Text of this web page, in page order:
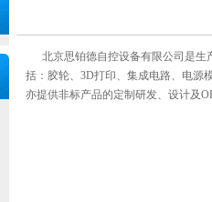
北京思铂德自控设备有限公司是生
括：胶轮、3D打印、集成电路、电源
亦提供非标产品的定制研发、设计及